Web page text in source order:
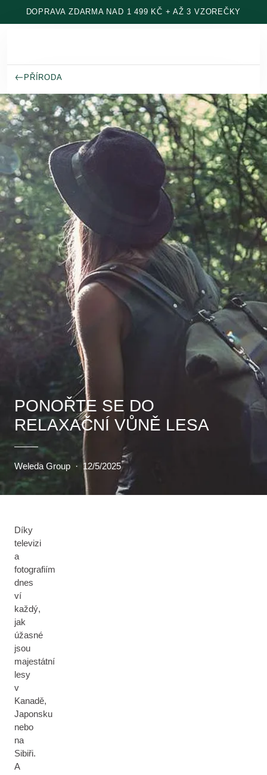
Přeskočit na hlavní obsah
DOPRAVA ZDARMA NAD 1 499 KČ + AŽ 3 VZOREČKY
PŘÍRODA
PONOŘTE SE DO
RELAXAČNÍ VŮNĚ LESA
Weleda Group · 12/5/2025
Díky
televizi
a
fotografiím
dnes
ví
každý,
jak
úžasné
jsou
majestátní
lesy
v
Kanadě,
Japonsku
nebo
na
Sibiři.
A